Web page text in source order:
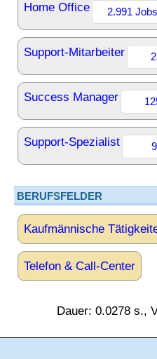
Home Office 2.991 Jobs
Support-Mitarbeiter
Success Manager
Support-Spezialist
BERUFSFELDER
Kaufmännische
Telefon & Call-Center
Dauer: 0.0278 s.,